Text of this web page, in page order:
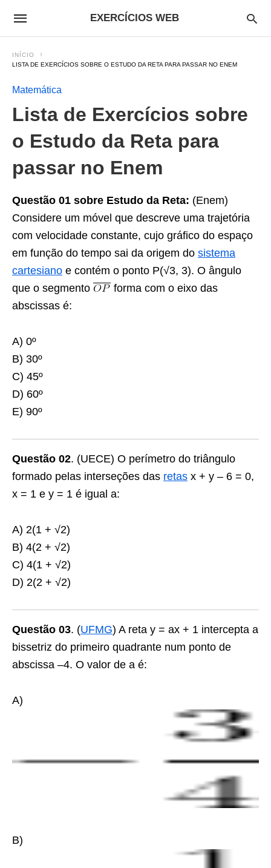
EXERCÍCIOS WEB
INÍCIO
LISTA DE EXERCÍCIOS SOBRE O ESTUDO DA RETA PARA PASSAR NO ENEM
Matemática
Lista de Exercícios sobre
o Estudo da Reta para
passar no Enem
Questão 01 sobre Estudo da Reta: (Enem)
Considere um móvel que descreve uma trajetória
com velocidade constante, cujo gráfico do espaço
em função do tempo sai da origem do sistema
cartesiano e contém o ponto P(√3, 3). O ângulo
que o segmento
forma com o eixo das
abscissas é:
A) 0º
B) 30º
C) 45º
D) 60º
E) 90º
Questão 02. (UECE) O perímetro do triângulo
formado pelas interseções das retas x + y – 6 = 0,
x = 1 e y = 1 é igual a:
A) 2(1 + √2)
B) 4(2 + √2)
C) 4(1 + √2)
D) 2(2 + √2)
Questão 03. (UFMG) A reta y = ax + 1 intercepta a
bissetriz do primeiro quadrante num ponto de
abscissa –4. O valor de a é:
A)
B)